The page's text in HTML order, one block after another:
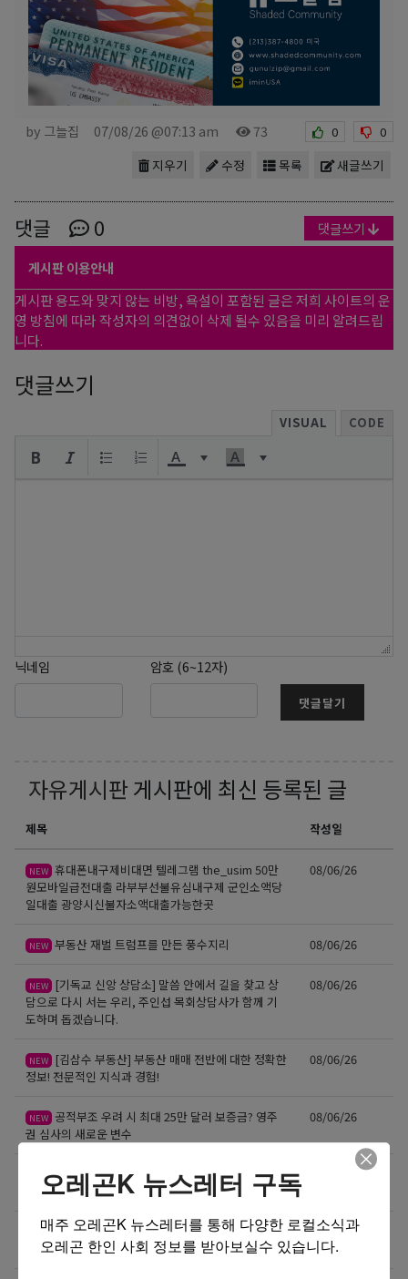
by 그늘집 07/08/26 @07:13 am 73 0 0
새글쓰기
목록
수정
지우기
댓글 0 댓글쓰기
게시판 이용안내
게시판 용도와 맞지 않는 비방, 욕설이 포함된 글은 저희 사이트의 운
영 방침에 따라 작성자의 의견없이 삭제 될수 있음을 미리 알려드립
니다.
댓글쓰기
VISUAL CODE
닉네임 암호 (6~12자)
댓글달기
자유게시판 게시판에 최신 등록된 글
제목 작성일
NEW 휴대폰내구제비대면 텔레그램 the_usim 50만
원모바일급전대출 라부부선불유심내구제 군인소액당
일대출 광양시신불자소액대출가능한곳
08/06/26
NEW 부동산 재벌 트럼프를 만든 풍수지리 08/06/26
NEW
[기독교 신앙 상담소] 말씀 안에서 길을 찾고 상
담으로 다시 서는 우리, 주인섭 목회상담사가 함께 기
도하며 돕겠습니다.
08/06/26
NEW
[김삼수 부동산] 부동산 매매 전반에 대한 정확한
정보! 전문적인 지식과 경험!
08/06/26
NEW 공적부조 우려 시 최대 25만 달러 보증금? 영주
권 심사의 새로운 변수
08/06/26
NEW 미국 출퇴근길, 아직도 촌스러운 보냉백 따로 들
고 다니시나요?🥗
미국 입국 시 현금 신고, 가족 합산 1만 달러가 기준입
니다.
08/05/26
오레곤K 뉴스레터 구독
매주 오레곤K 뉴스레터를 통해 다양한 로컬소식과
오레곤 한인 사회 정보를 받아보실수 있습니다.